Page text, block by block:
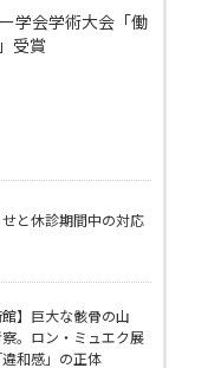
学会学術大会「働
受賞
と休診期間中の対応
館】巨大な骸骨の山
。ロン・ミュエク展
和感」の正体